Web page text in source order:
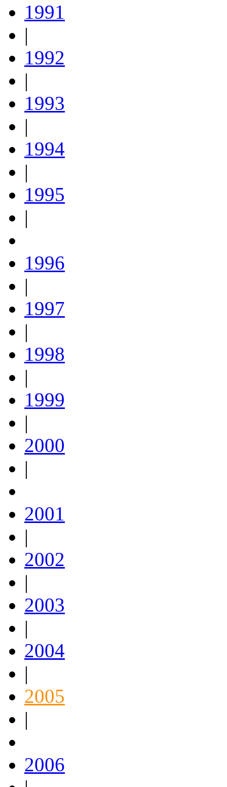
1991
|
1992
|
1993
|
1994
|
1995
|
1996
|
1997
|
1998
|
1999
|
2000
|
2001
|
2002
|
2003
|
2004
|
2005
|
2006